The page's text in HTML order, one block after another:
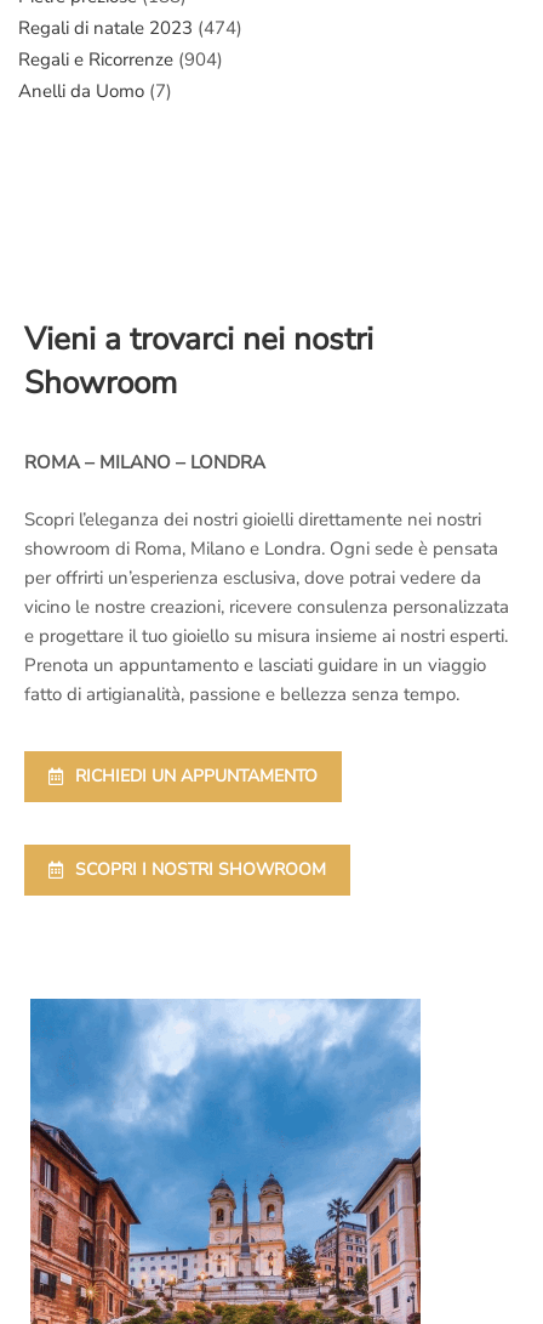
Regali di natale 2023 (474)
Regali e Ricorrenze (904)
Anelli da Uomo (7)
Vieni a trovarci nei nostri
Showroom
ROMA – MILANO – LONDRA
Scopri l’eleganza dei nostri gioielli direttamente nei nostri
showroom di Roma, Milano e Londra. Ogni sede è pensata
per offrirti un’esperienza esclusiva, dove potrai vedere da
vicino le nostre creazioni, ricevere consulenza personalizzata
e progettare il tuo gioiello su misura insieme ai nostri esperti.
Prenota un appuntamento e lasciati guidare in un viaggio
fatto di artigianalità, passione e bellezza senza tempo.
RICHIEDI UN APPUNTAMENTO
SCOPRI I NOSTRI SHOWROOM